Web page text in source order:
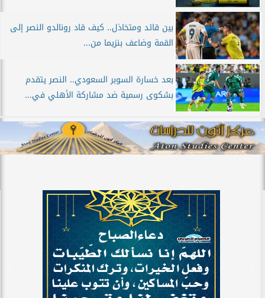
بين قائد ومتخاذل.. كيف قاد رونالدو النصر إلى
القمة وضاعف بنزيما من...
بعد خسارة السوبر السعودي.. النصر يتقدم
بشكوى رسمية ضد مشاركة الأهلي في...